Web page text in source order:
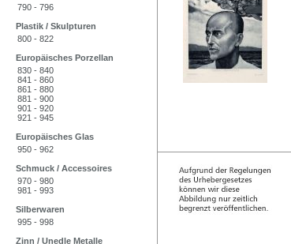
790 - 796
Plastik / Skulpturen
800 - 822
Europäisches Porzellan
830 - 840
841 - 860
861 - 880
881 - 900
901 - 920
921 - 945
Europäisches Glas
950 - 962
Schmuck / Accessoires
970 - 980
981 - 993
Silberwaren
995 - 998
Zinn / Unedle Metalle